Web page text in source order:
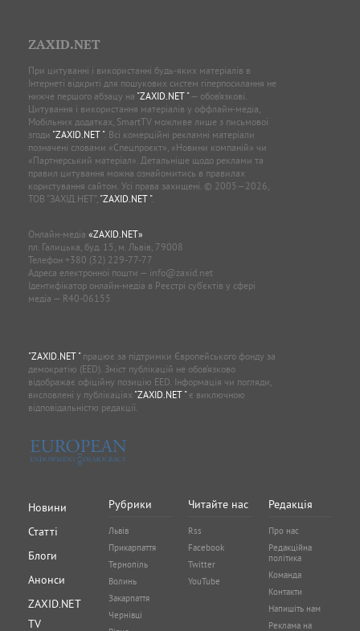
ZAXID.NET
При цитуванні і використанні будь-яких матеріалів в
Інтернеті відкриті для пошукових систем гіперпосилання не
нижче першого абзацу на "ZAXID.NET "— обов’язкові.
Цитування і використання матеріалів у оффлайн-медіа,
Мобільних додатках, SmartTV можливе лише з письмової
згоди "ZAXID.NET ". Всі комерційні рекламні матеріали
позначені словами «Спецпроєкт», «Новини компаній» чи
«Партнерський матеріал». Детальніше щодо реклами та
правил цитування можна ознайомитись в правилах
користування сайтом. Усі права захищені. © 2005—2026,
ТОВ “ЗАХІД.НЕТ”, "ZAXID.NET ".
Онлайн-медіа «ZAXID.NET»
пл. Галицька, буд. 15, м. Львів, 79008
Телефон +380 (32) 229-77-77
Адреса електронної пошти — info@zaxid.net
Ідентифікатор онлайн-медіа в Реєстрі суб'єктів у сфері
медіа — R40-06155
"ZAXID.NET "працює за підтримки Європейського фонду за
демократію (EED). Зміст публікацій не обов’язково
відображає офіційну позицію EED. Інформація чи погляди,
висловлені у публікаціях "ZAXID.NET "є виключною
відповідальністю редакції.
Новини
Статті
Блоги
Анонси
ZAXID.NET
TV
Рубрики
Львів
Прикарпаття
Тернопіль
Волинь
Закарпаття
Чернівці
Читайте нас
Rss
Facebook
Twitter
YouTube
Редакція
Про нас
Редакційна
політика
Команда
Контакти
Напишіть нам
Реклама на